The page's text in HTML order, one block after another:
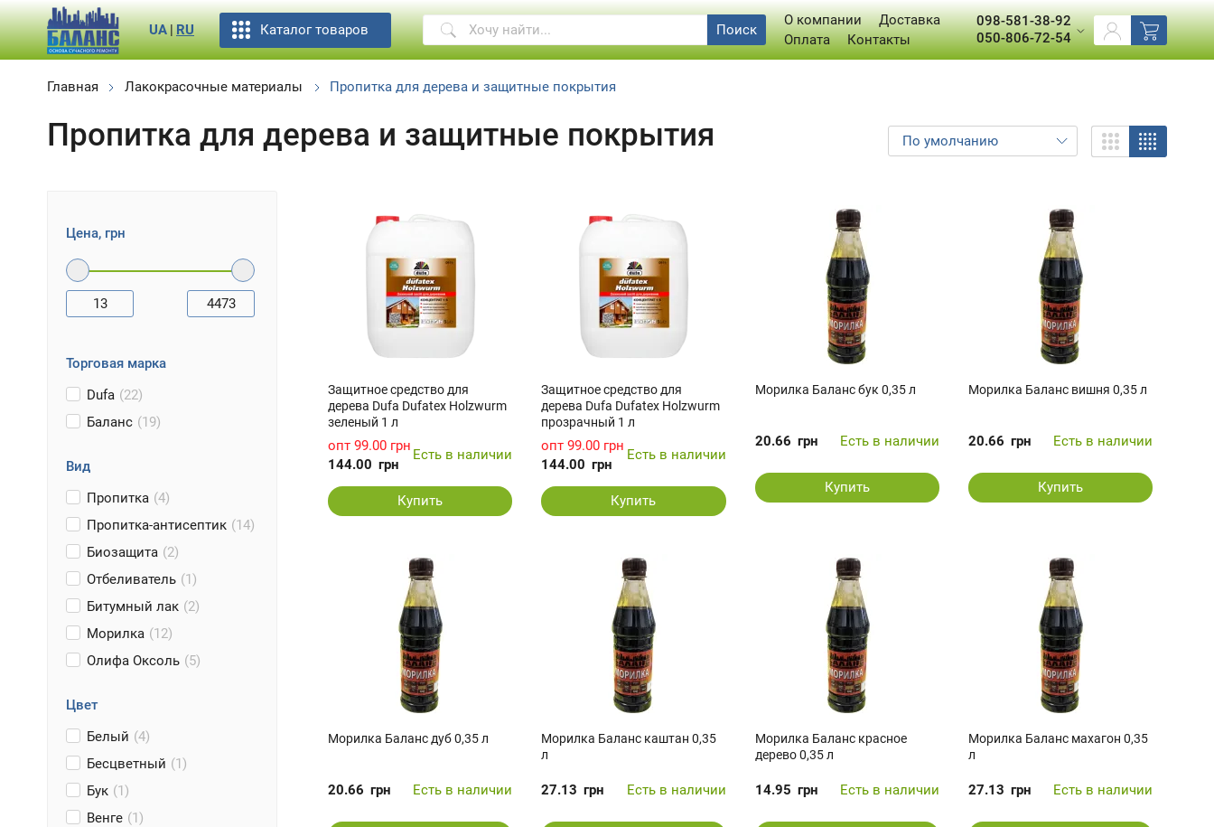
RU
|
UA Каталог товаров Поиск
О компании
Доставка
Оплата
Контакты
098-581-38-92
050-806-72-54
Главная Лакокрасочные материалы Пропитка для дерева и защитные покрытия
Пропитка для дерева и защитные покрытия
Цена, грн
13 4473
Торговая марка
Dufa (22)
Баланс (19)
Вид
Пропитка (4)
Пропитка-антисептик (14)
Биозащита (2)
Отбеливатель (1)
Битумный лак (2)
Морилка (12)
Олифа Оксоль (5)
Цвет
Белый (4)
Бесцветный (1)
Бук (1)
Венге (1)
Защитное средство для
дерева Dufa Dufatex Holzwurm
зеленый 1 л
опт 99.00 грн
144.00 грн
Есть в наличии
Купить
Защитное средство для
дерева Dufa Dufatex Holzwurm
прозрачный 1 л
опт99.00 грн
144.00 грн
Есть в наличии
Купить
Морилка Баланс бук 0,35 л
20.66 грн Есть в наличии
Купить
Морилка Баланс вишня 0,35 л
20.66 грн Есть в наличии
Купить
Морилка Баланс дуб 0,35 л
20.66 грн Есть в наличии
Морилка Баланс каштан 0,35
л
27.13 грн Есть в наличии
Морилка Баланс красное
дерево 0,35 л
14.95 грн Есть в наличии
Морилка Баланс махагон 0,35
л
27.13 грн Есть в наличии